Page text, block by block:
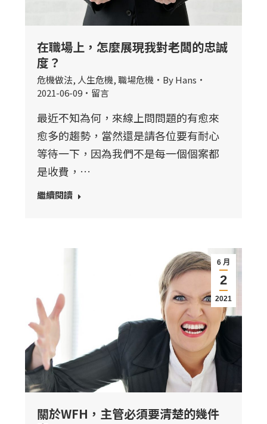
在職場上，怎麼展現我對老闆的忠誠
度？
危機做法, 人生危機,職場危機 ByHans
2021-06-09
留言
最近不知為何，來線上問問題的有愈來
愈多的趨勢，當然還是請各位要有耐心
等待一下，因為我們不是每一個個案都
是收費，…
繼續閱讀
6 月
2
2021
關於WFH，主管必須要清楚的幾件